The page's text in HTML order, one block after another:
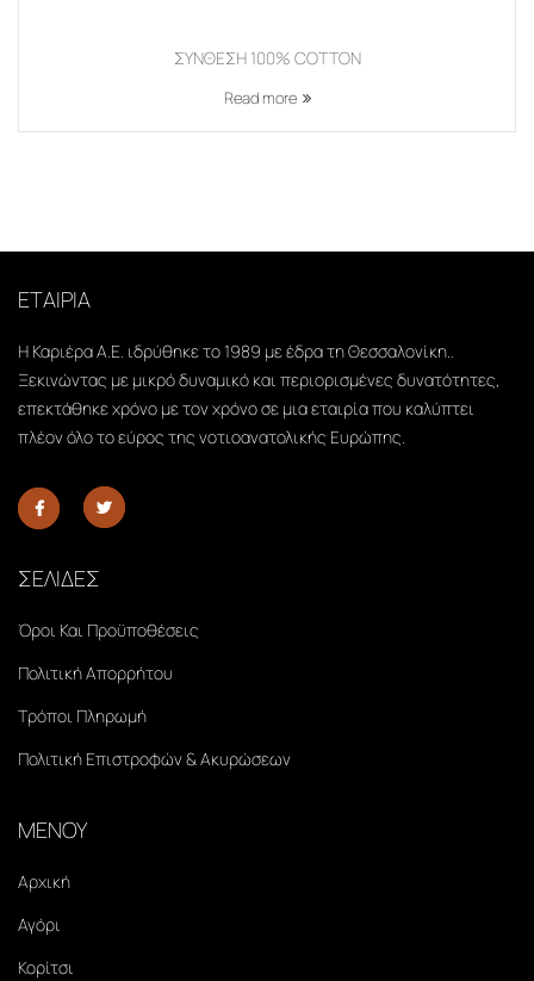
ΣΥΝΘΕΣΗ 100% COTTON
Read more
ΕΤΑΙΡΙΑ
Η Καριέρα Α.Ε. ιδρύθηκε το 1989 με έδρα τη Θεσσαλονίκη..
Ξεκινώντας με μικρό δυναμικό και περιορισμένες δυνατότητες,
επεκτάθηκε χρόνο με τον χρόνο σε μια εταιρία που καλύπτει
πλέον όλο το εύρος της νοτιοανατολικής Ευρώπης.
ΣΕΛΙΔΕΣ
Όροι Και Προϋποθέσεις
Πολιτική Απορρήτου
Τρόποι Πληρωμή
Πολιτική Επιστροφών & Ακυρώσεων
ΜΕΝΟΥ
Αρχική
Αγόρι
Κορίτσι